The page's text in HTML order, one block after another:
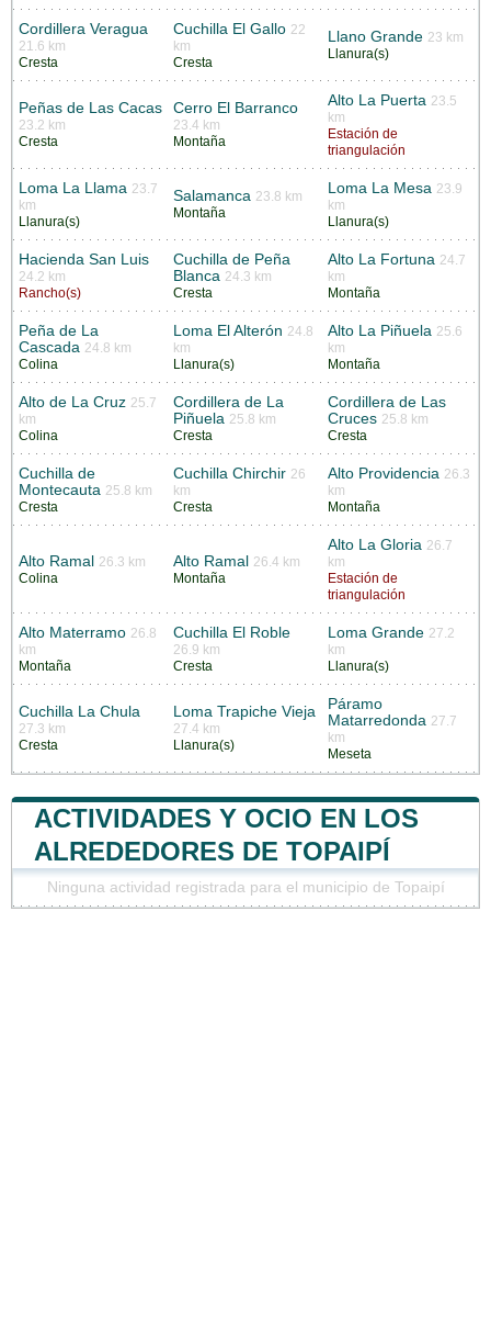
Cordillera Veragua
21.6 km
Cresta
Cuchilla El Gallo 22
km
Cresta
Llano Grande 23 km
Llanura(s)
Peñas de Las Cacas
23.2 km
Cresta
Cerro El Barranco
23.4 km
Montaña
Alto La Puerta 23.5
km
Estación de
triangulación
Loma La Llama 23.7
km
Llanura(s)
Salamanca 23.8 km
Montaña
Loma La Mesa 23.9
km
Llanura(s)
Hacienda San Luis
24.2 km
Rancho(s)
Cuchilla de Peña
Blanca 24.3 km
Cresta
Alto La Fortuna 24.7
km
Montaña
Peña de La
Cascada 24.8 km
Colina
Loma El Alterón 24.8
km
Llanura(s)
Alto La Piñuela 25.6
km
Montaña
Alto de La Cruz 25.7
km
Colina
Cordillera de La
Piñuela 25.8 km
Cresta
Cordillera de Las
Cruces 25.8 km
Cresta
Cuchilla de
Montecauta 25.8 km
Cresta
Cuchilla Chirchir 26
km
Cresta
Alto Providencia 26.3
km
Montaña
Alto Ramal
26.3 km
Colina
Alto Ramal
26.4 km
Montaña
Alto La Gloria 26.7
km
Estación de
triangulación
Alto Materramo 26.8
km
Montaña
Cuchilla El Roble
26.9 km
Cresta
Loma Grande 27.2
km
Llanura(s)
Cuchilla La Chula
27.3 km
Cresta
Loma Trapiche Vieja
27.4 km
Llanura(s)
Páramo
Matarredonda 27.7
km
Meseta
ACTIVIDADES Y OCIO EN LOS
ALREDEDORES DE TOPAIPÍ
Ninguna actividad registrada para el municipio de Topaipí